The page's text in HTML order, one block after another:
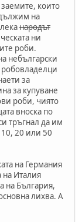
които
на
народът
ни
роби.
небългарски
за
за купуване
роби, чиято
вноска по
тръгнал да им
20 или 50
на Германия
на Италия
на България,
лихва. А